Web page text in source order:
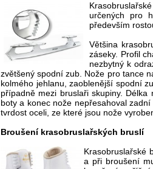
určených pro
především
Většina
záseky. Profil
nezbytný k
zvětšený spodní zub. Nože pro tance
kolmého jehlanu, zaoblenější spodní
případně mezi bruslaři skupiny.
boty a konec nože nepřesahoval
tvrdost oceli, ze které jsou nože
Broušení krasobruslařských bruslí
Krasobruslařské
a při broušení